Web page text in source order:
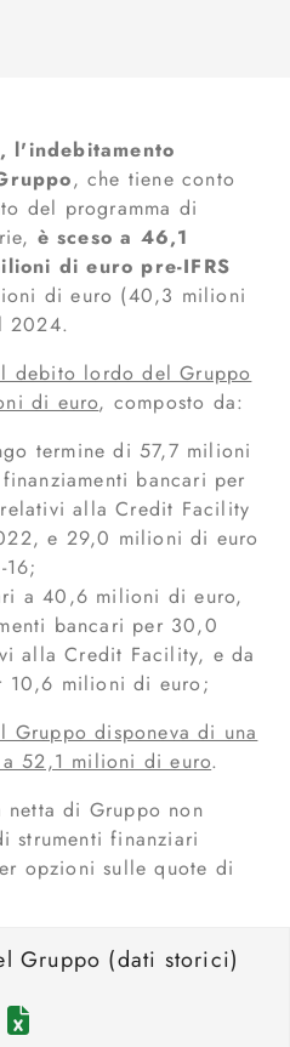
l'indebitamento
, che tiene conto
del programma di
è sceso a 46,1
di euro pre-IFRS
di euro (40,3 milioni
2024.
debito lordo del Gruppo
di euro, composto da:
termine di 57,7 milioni
bancari per
alla Credit Facility
e 29,0 milioni di euro
16;
a 40,6 milioni di euro,
bancari per 30,0
alla Credit Facility, e da
10,6 milioni di euro;
disponeva di una
52,1 milioni di euro.
netta di Gruppo non
strumenti finanziari
opzioni sulle quote di
Gruppo (dati storici)